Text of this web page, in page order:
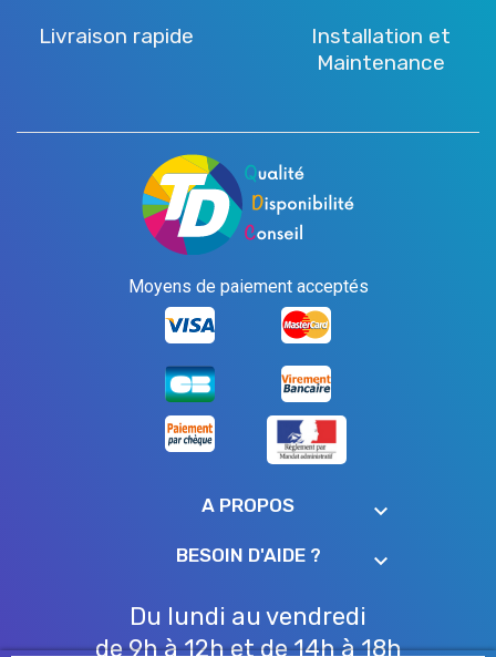
Livraison rapide
Installation et
Maintenance
Moyens de paiement acceptés
A PROPOS keyboard_arrow_down
BESOIN D'AIDE ? keyboard_arrow_down
Du lundi au vendredi
de 9h à 12h et de 14h à 18h